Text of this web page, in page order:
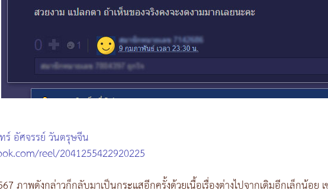
อัศจรรย์ วันตรุษจีน
reel/2041255422920225
ภาพดังกล่าวก็กลับมาเป็นกระแสอีกครั้งด้วยเนื้อเรื่องต่างไปจากเดิมอีกเล็กน้อย